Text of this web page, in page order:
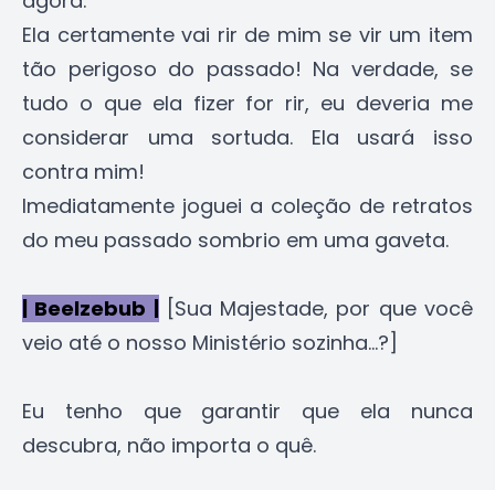
Ela certamente vai rir de mim se vir um item
tão perigoso do passado! Na verdade, se
tudo o que ela fizer for rir, eu deveria me
considerar uma sortuda. Ela usará isso
contra mim!
Imediatamente joguei a coleção de retratos
do meu passado sombrio em uma gaveta.
| Beelzebub |[Sua Majestade, por que você
veio até o nosso Ministério sozinha...?]
Eu tenho que garantir que ela nunca
descubra, não importa o quê.